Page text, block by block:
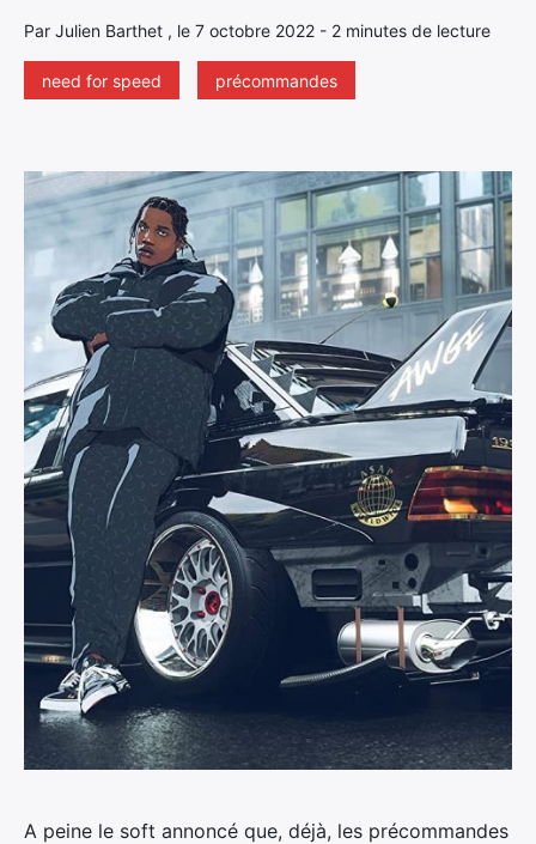
Par Julien Barthet , le 7 octobre 2022 - 2 minutes de lecture
need for speed précommandes
A peine le soft annoncé que, déjà, les précommandes